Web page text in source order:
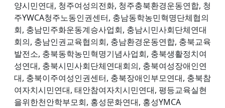
양시민연대, 청주여성의전화, 청주충북환경운동연합, 청
주YWCA청주노동인권센터, 충남동학농민혁명단체협의
회, 충남민주화운동계승사업회, 충남시민사회단체연대
회의, 충남인권교육협의회, 충남환경운동연합, 충북교육
발전소, 충북동학농민혁명기념사업회, 충북생활정치여
성연대, 충북시민사회단체연대회의, 충북여성장애인연
대, 충북이주여성인권센터, 충북장애인부모연대, 충북참
여자치시민연대, 태안참여자치시민연대, 평등교육실현
을위한천안학부모회, 홍성문화연대, 홍성YMCA